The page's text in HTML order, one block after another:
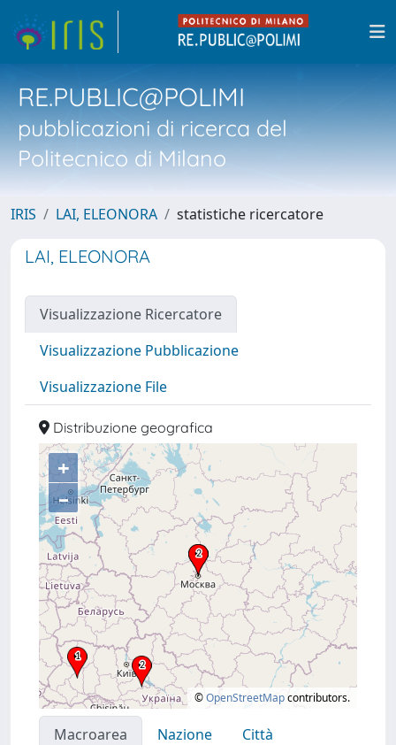
RE.PUBLIC@POLIMI
pubblicazioni di ricerca del
Politecnico di Milano
IRIS LAI, ELEONORA statistiche ricercatore
LAI, ELEONORA
Visualizzazione Ricercatore
Visualizzazione Pubblicazione
Visualizzazione File
Distribuzione geografica
+
–
©OpenStreetMapcontributors.
Macroarea Nazione
Città